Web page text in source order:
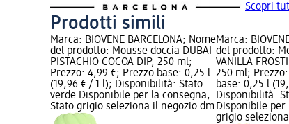
Scopri
Prodotti simili
Marca: BIOVÈNE BARCELONA; Nome
del prodotto: Mousse doccia DUBAI
PISTACHIO COCOA DIP, 250 ml;
Prezzo: 4,99 €; Prezzo base: 0,25 l
(19,96 € / 1 l); Disponibilità: Stato
verde Disponibile per la consegna,
Stato grigio seleziona il negozio dm
Marca:
del prodotto:
VANILLA
250 ml;
base: 0,25 l
Disponibilità:
Disponibile per
grigio